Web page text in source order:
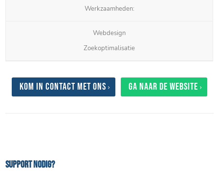
Werkzaamheden:
Webdesign
Zoekoptimalisatie
Kom in contact met ons Ga naar de website
Support nodig?